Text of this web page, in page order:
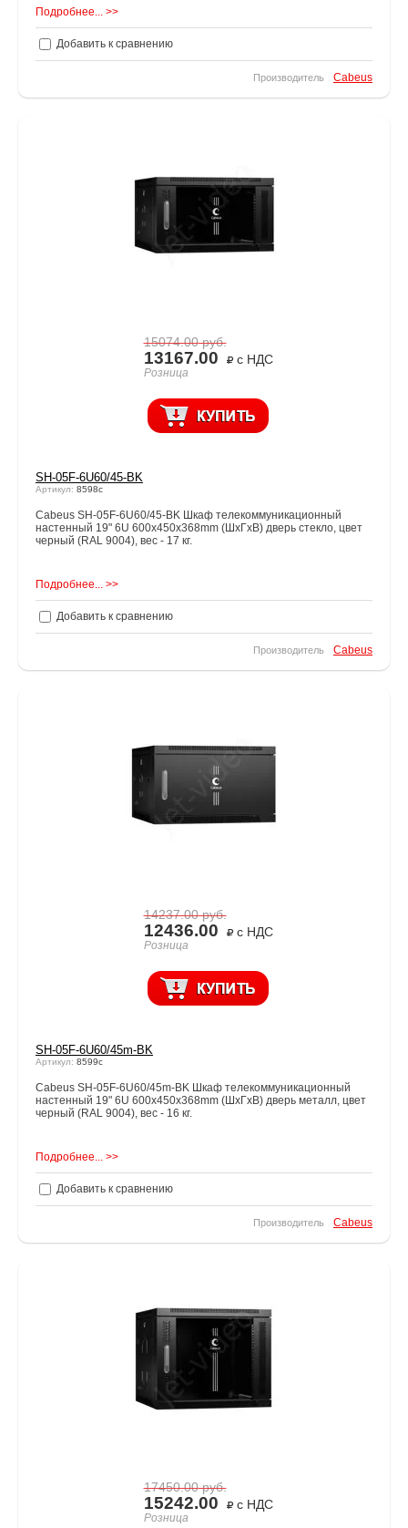
Подробнее... >>
Добавить к сравнению
Производитель Cabeus
15074.00руб.
13167.00 с НДС
Розница
SH-05F-6U60/45-BK
Артикул: 8598c
Cabeus SH-05F-6U60/45-BK Шкаф телекоммуникационный
настенный 19" 6U 600x450x368mm (ШхГхВ) дверь стекло, цвет
черный (RAL 9004), вес - 17 кг.
Подробнее... >>
Добавить к сравнению
Производитель Cabeus
14237.00руб.
12436.00 с НДС
Розница
SH-05F-6U60/45m-BK
Артикул: 8599c
Cabeus SH-05F-6U60/45m-BK Шкаф телекоммуникационный
настенный 19" 6U 600x450x368mm (ШхГхВ) дверь металл, цвет
черный (RAL 9004), вес - 16 кг.
Подробнее... >>
Добавить к сравнению
Производитель Cabeus
17450.00руб.
15242.00 с НДС
Розница